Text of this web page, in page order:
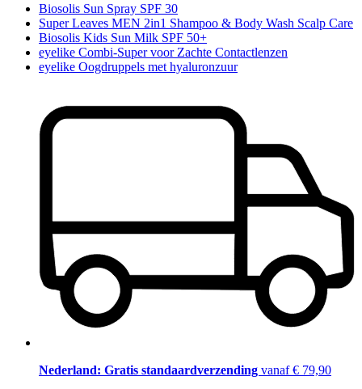
Biosolis Sun Spray SPF 30
Super Leaves MEN 2in1 Shampoo & Body Wash Scalp Care
Biosolis Kids Sun Milk SPF 50+
eyelike Combi-Super voor Zachte Contactlenzen
eyelike Oogdruppels met hyaluronzuur
Nederland: Gratis standaardverzending vanaf € 79,90